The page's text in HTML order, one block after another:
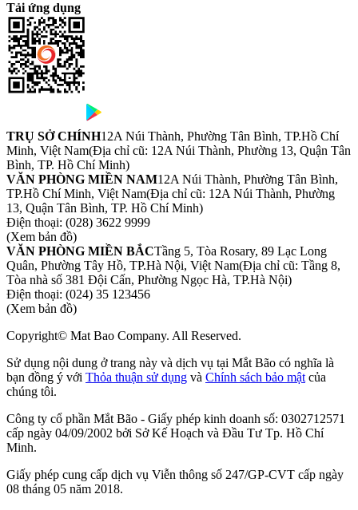
Tải ứng dụng
TRỤ SỞ CHÍNH12A Núi Thành, Phường Tân Bình, TP.Hồ Chí
Minh, Việt Nam(Địa chỉ cũ: 12A Núi Thành, Phường 13, Quận Tân
Bình, TP. Hồ Chí Minh)
VĂN PHÒNG MIỀN NAM12A Núi Thành, Phường Tân Bình,
TP.Hồ Chí Minh, Việt Nam(Địa chỉ cũ: 12A Núi Thành, Phường
13, Quận Tân Bình, TP. Hồ Chí Minh)
Điện thoại: (028) 3622 9999
(Xem bản đồ)
VĂN PHÒNG MIỀN BẮCTầng 5, Tòa Rosary, 89 Lạc Long
Quân, Phường Tây Hồ, TP.Hà Nội, Việt Nam(Địa chỉ cũ: Tầng 8,
Tòa nhà số 381 Đội Cấn, Phường Ngọc Hà, TP.Hà Nội)
Điện thoại: (024) 35 123456
(Xem bản đồ)
Copyright© Mat Bao Company. All Reserved.
Sử dụng nội dung ở trang này và dịch vụ tại Mắt Bão có nghĩa là
bạn đồng ý với Thỏa thuận sử dụng và Chính sách bảo mật của
chúng tôi.
Công ty cổ phần Mắt Bão - Giấy phép kinh doanh số: 0302712571
cấp ngày 04/09/2002 bởi Sở Kế Hoạch và Đầu Tư Tp. Hồ Chí
Minh.
Giấy phép cung cấp dịch vụ Viễn thông số 247/GP-CVT cấp ngày
08 tháng 05 năm 2018.